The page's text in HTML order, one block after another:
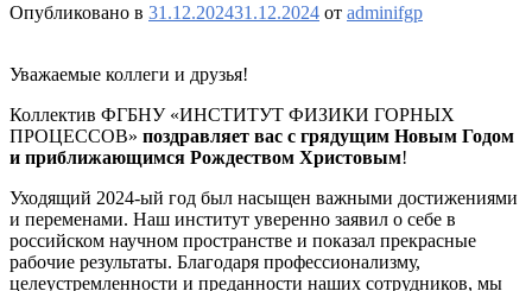
Опубликовано в 31.12.202431.12.2024 от adminifgp
Уважаемые коллеги и друзья!
Коллектив ФГБНУ «ИНСТИТУТ ФИЗИКИ ГОРНЫХ
ПРОЦЕССОВ» поздравляет вас с грядущим Новым Годом
и приближающимся Рождеством Христовым!
Уходящий 2024-ый год был насыщен важными достижениями
и переменами. Наш институт уверенно заявил о себе в
российском научном пространстве и показал прекрасные
рабочие результаты. Благодаря профессионализму,
целеустремленности и преданности наших сотрудников, мы